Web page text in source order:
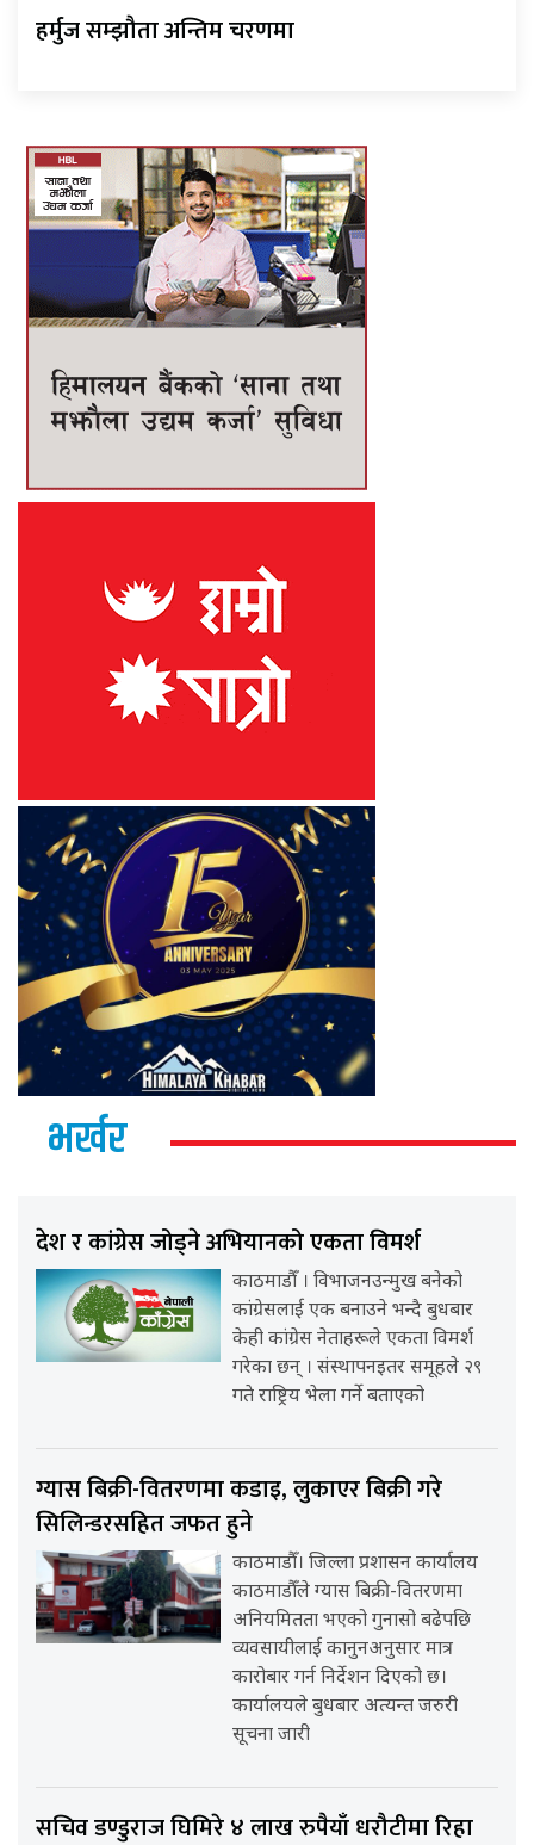
हर्मुज सम्झौता अन्तिम चरणमा
भर्खर
देश र कांग्रेस जोड्ने अभियानको एकता विमर्श
काठमाडौँ । विभाजनउन्मुख बनेको
कांग्रेसलाई एक बनाउने भन्दै बुधबार
केही कांग्रेस नेताहरूले एकता विमर्श
गरेका छन् । संस्थापनइतर समूहले २९
गते राष्ट्रिय भेला गर्ने बताएको
ग्यास बिक्री-वितरणमा कडाइ, लुकाएर बिक्री गरे
सिलिन्डरसहित जफत हुने
काठमाडौँ। जिल्ला प्रशासन कार्यालय
काठमाडौँले ग्यास बिक्री-वितरणमा
अनियमितता भएको गुनासो बढेपछि
व्यवसायीलाई कानुनअनुसार मात्र
कारोबार गर्न निर्देशन दिएको छ।
कार्यालयले बुधबार अत्यन्त जरुरी
सूचना जारी
सचिव डण्डुराज घिमिरे ४ लाख रुपैयाँ धरौटीमा रिहा